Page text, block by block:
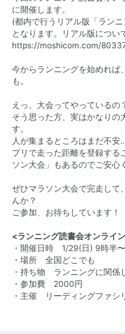
に開催します。
(都内で行うリアル版「ラン
となります。リアル版につい
https://moshicom.com/
今からランニングを始めれば
も。
えっ、大会ってやっているの
そう思った方、実はかなりの
す。
人が集まるところはまだ不
プリで走った距離を登録する
ソン大会」もあるのでご安心
ぜひマラソン大会で完走して
んか？
ご参加、お待ちしています！
<ランニング読書会オンライ
・開催日時 1/29(日) 9時半
・場所 全国どこでも
・持ち物 ランニングに関係
・参加費 2000円
・主催 リーディングファ